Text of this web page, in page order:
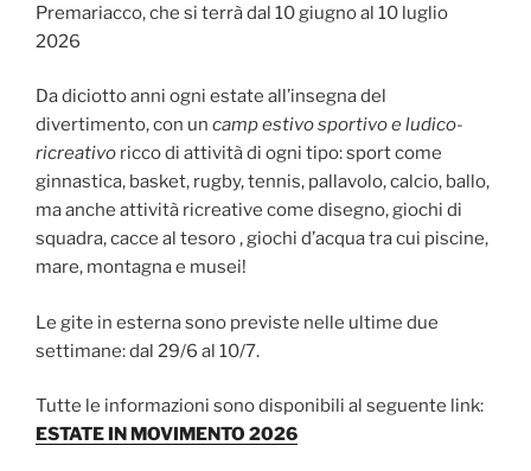
Premariacco, che si terrà dal 10 giugno al 10 luglio
2026
Da diciotto anni ogni estate all’insegna del
divertimento, con un camp estivo sportivo e ludico-
ricreativo ricco di attività di ogni tipo: sport come
ginnastica, basket, rugby, tennis, pallavolo, calcio, ballo,
ma anche attività ricreative come disegno, giochi di
squadra, cacce al tesoro , giochi d’acqua tra cui piscine,
mare, montagna e musei!
Le gite in esterna sono previste nelle ultime due
settimane: dal 29/6 al 10/7.
Tutte le informazioni sono disponibili al seguente link:
ESTATE IN MOVIMENTO 2026